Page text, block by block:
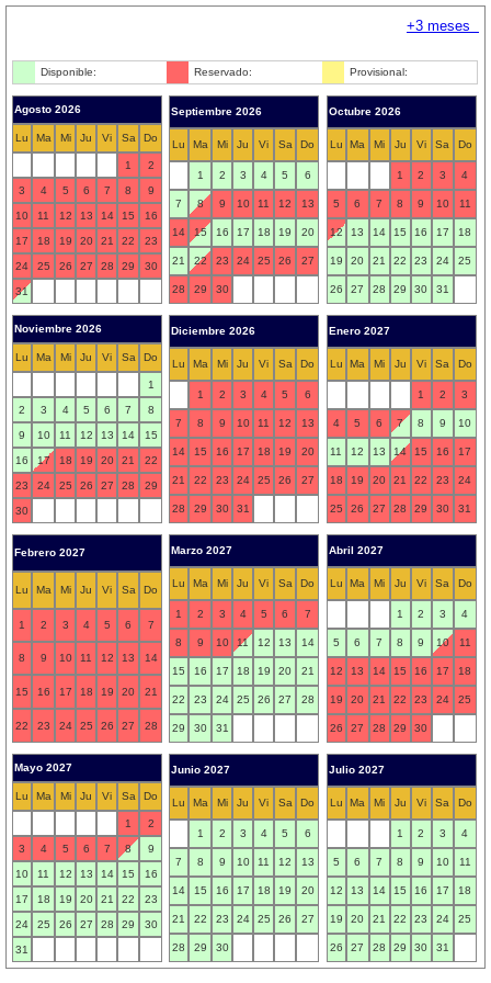
+3 meses
Disponible: Reservado: Provisional:
Agosto 2026
Lu Ma Mi Ju Vi Sa Do
1 2
3 4 5 6 7 8 9
10 11 12 13 14 15 16
17 18 19 20 21 22 23
24 25 26 27 28 29 30
31
Septiembre 2026
Lu Ma Mi Ju Vi Sa Do
1 2 3 4 5 6
7 8 9 10 11 12 13
14 15 16 17 18 19 20
21 22 23 24 25 26 27
28 29 30
Octubre 2026
Lu Ma Mi Ju Vi Sa Do
1 2 3 4
5 6 7 8 9 10 11
12 13 14 15 16 17 18
19 20 21 22 23 24 25
26 27 28 29 30 31
Noviembre 2026
Lu Ma Mi Ju Vi Sa Do
1
2 3 4 5 6 7 8
9 10 11 12 13 14 15
16 17 18 19 20 21 22
23 24 25 26 27 28 29
30
Diciembre 2026
Lu Ma Mi Ju Vi Sa Do
1 2 3 4 5 6
7 8 9 10 11 12 13
14 15 16 17 18 19 20
21 22 23 24 25 26 27
28 29 30 31
Enero 2027
Lu Ma Mi Ju Vi Sa Do
1 2 3
4 5 6 7 8 9 10
11 12 13 14 15 16 17
18 19 20 21 22 23 24
25 26 27 28 29 30 31
Febrero 2027
Lu Ma Mi Ju Vi Sa Do
1 2 3 4 5 6 7
8 9 10 11 12 13 14
15 16 17 18 19 20 21
22 23 24 25 26 27 28
Marzo 2027
Lu Ma Mi Ju Vi Sa Do
1 2 3 4 5 6 7
8 9 10 11 12 13 14
15 16 17 18 19 20 21
22 23 24 25 26 27 28
29 30 31
Abril 2027
Lu Ma Mi Ju Vi Sa Do
1 2 3 4
5 6 7 8 9 10 11
12 13 14 15 16 17 18
19 20 21 22 23 24 25
26 27 28 29 30
Mayo 2027
Lu Ma Mi Ju Vi Sa Do
1 2
3 4 5 6 7 8 9
10 11 12 13 14 15 16
17 18 19 20 21 22 23
24 25 26 27 28 29 30
31
Junio 2027
Lu Ma Mi Ju Vi Sa Do
1 2 3 4 5 6
7 8 9 10 11 12 13
14 15 16 17 18 19 20
21 22 23 24 25 26 27
28 29 30
Julio 2027
Lu Ma Mi Ju Vi Sa Do
1 2 3 4
5 6 7 8 9 10 11
12 13 14 15 16 17 18
19 20 21 22 23 24 25
26 27 28 29 30 31